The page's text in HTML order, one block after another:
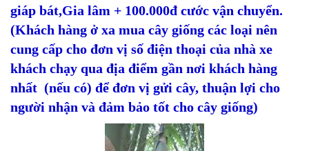
giáp bát,Gia lâm + 100.000đ cước vận chuyển.
(Khách hàng ở xa mua cây giống các loại nên
cung cấp cho đơn vị số điện thoại của nhà xe
khách chạy qua địa điểm gần nơi khách hàng
nhất (nếu có) để đơn vị gửi cây, thuận lợi cho
người nhận và đảm bảo tốt cho cây giống)